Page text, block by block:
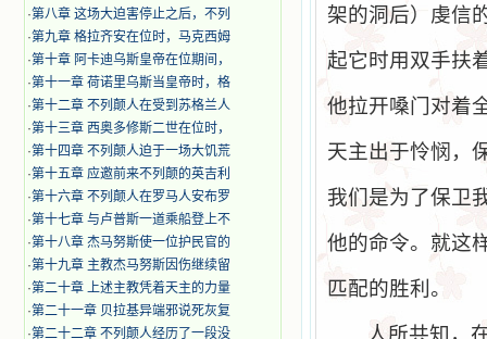
·第八章 这场大迫害停止之后，不列
·第九章 格拉齐安在位时，马克西姆
·第十章 阿卡迪乌斯皇帝在位期间，
·第十一章 荷诺里乌斯当皇帝时，格
·第十二章 不列颠人在受到苏格兰人
·第十三章 西奥多修斯二世在位时，
·第十四章 不列颠人迫于一场大饥荒
·第十五章 应邀前来不列颠的英吉利
·第十六章 不列颠人在罗马人安布罗
·第十七章 与卢普斯一道乘船登上不
·第十八章 杰马努斯使一位护民官的
·第十九章 主教杰马努斯因伤继续留
·第二十章 上述主教凭着天主的力量
·第二十一章 贝拉基异端邪说死灰复
·第二十二章 不列颠人经历了一段没
架的洞后）虔信
起它时用双手扶
他拉开嗓门对着
天主出于怜悯，
我们是为了保卫
他的命令。就这
匹配的胜利。
人所共知，